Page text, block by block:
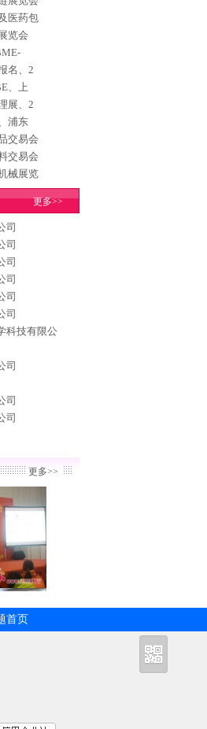
医药包
览会
名、2
、上
展、2
浦东
交易会
交易会
械展览
更多>>
司
司
司
司
司
司
科技有限公
司
司
司
更多>>
首页